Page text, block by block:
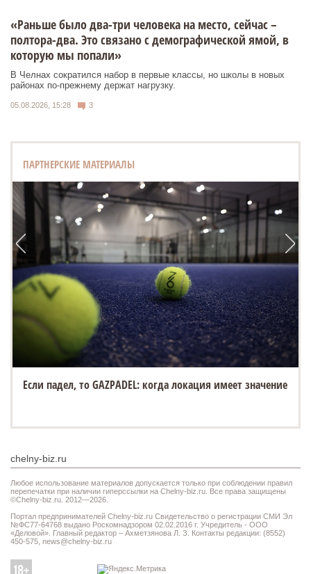
«Раньше было два-три человека на место, сейчас –
полтора-два. Это связано с демографической ямой, в
которую мы попали»
В Челнах сократился набор в первые классы, но школы в новых
районах по-прежнему держат нагрузку.
05.08.2026, 15:28 3
ПАРТНЕРСКИЕ МАТЕРИАЛЫ
Если падел, то GAZPADEL: когда локация имеет значение
chelny-biz.ru
Любое использование материалов допускается только при соблюдении правил
перепечатки при наличии гиперссылки на Chelny-biz.ru. Все права защищены
©Chelny-biz.ru. 2012—2026.
Портал предпринимателей Chelny-biz.ru Свидетельство о регистрации СМИ Эл
№ФС77-64768 выдано Роскомнадзором 02.02.2016 г. Учредитель - ООО
«Деловой». Главный редактор – Ахметзянова Л. З. Контакты редакции: (8552)
450-575, news@chelny-biz.ru